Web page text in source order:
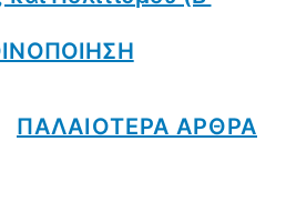
ΠΑΛΑΙΟΤΕΡΑ ΑΡΘΡΑ